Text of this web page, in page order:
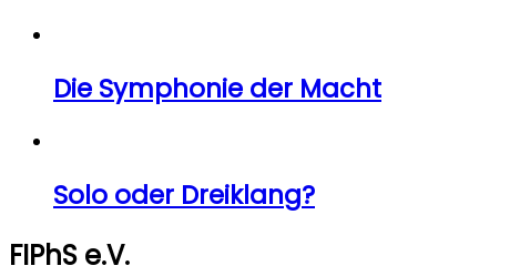
Die Symphonie der Macht
Solo oder Dreiklang?
FIPhS e.V.